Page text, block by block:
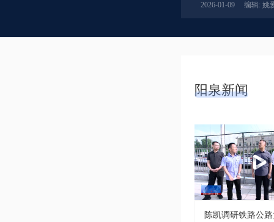
2026-01-09 编辑: 姚
阳泉新闻
陈凯调研铁路公